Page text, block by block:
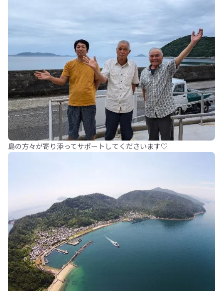
島の方々が寄り添ってサポートしてくださいます♡